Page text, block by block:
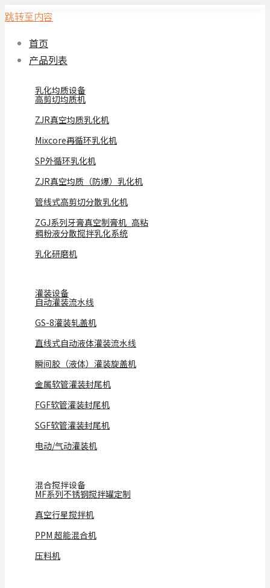
跳转至内容
首页
产品列表
乳化均质设备
高剪切均质机
ZJR真空均质乳化机
Mixcore再循环乳化机
SP外循环乳化机
ZJR真空均质（防爆）乳化机
管线式高剪切分散乳化机
ZGJ系列牙膏真空制膏机_高粘
稠粉液分散搅拌乳化系统
乳化研磨机
灌装设备
自动灌装流水线
GS-8灌装轧盖机
直线式自动液体灌装流水线
瞬间胶（液体）灌装旋盖机
金属软管灌装封尾机
FGF软管灌装封尾机
SGF软管灌装封尾机
电动/气动灌装机
混合搅拌设备
MF系列不锈钢搅拌罐定制
真空行星搅拌机
PPM 超能混合机
压料机